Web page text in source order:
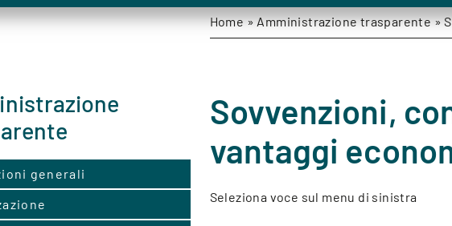
Home»Amministrazione trasparente»
Sovvenzioni,
vantaggi
Seleziona voce sul menu di sinistra
generali